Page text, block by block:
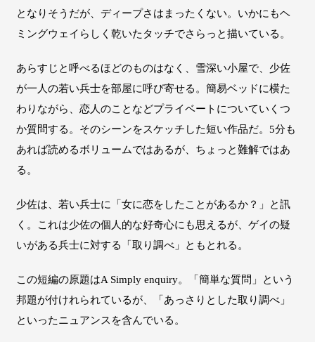
となりそうだが、ディープさはまったくない。いかにもヘ
ミングウェイらしく乾いたタッチでさらっと描いている。
あらすじと呼べるほどのものはなく、雪深い小屋で、少佐
が一人の若い兵士を部屋に呼び寄せる。簡易ベッドに横た
わりながら、恋人のことなどプライベートについていくつ
か質問する。そのシーンをスケッチした短い作品だ。5分も
あれば読めるボリュームではあるが、ちょっと難解ではあ
る。
少佐は、若い兵士に「女に恋をしたことがあるか？」と訊
く。これは少佐の個人的な好奇心にも思えるが、ゲイの疑
いがある兵士に対する「取り調べ」ともとれる。
この短編の原題はA Simply enquiry。「簡単な質問」という
邦題が付けれられているが、「あっさりとした取り調べ」
といったニュアンスを含んでいる。